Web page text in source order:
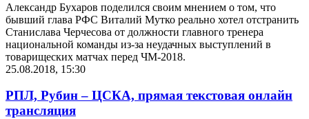
Александр Бухаров поделился своим мнением о том, что
бывший глава РФС Виталий Мутко реально хотел отстранить
Станислава Черчесова от должности главного тренера
национальной команды из-за неудачных выступлений в
товарищеских матчах перед ЧМ-2018.
25.08.2018, 15:30
РПЛ, Рубин – ЦСКА, прямая текстовая онлайн
трансляция